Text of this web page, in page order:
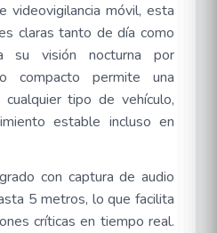
videovigilancia móvil, esta
claras tanto de día como
su visión nocturna por
compacto permite una
tipo de vehículo,
estable incluso en
con captura de audio
5 metros, lo que facilita
críticas en tiempo real.